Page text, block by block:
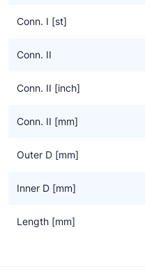
Conn. I [st]
Conn. II
Conn. II [inch]
Conn. II [mm]
Outer D [mm]
Inner D [mm]
Length [mm]